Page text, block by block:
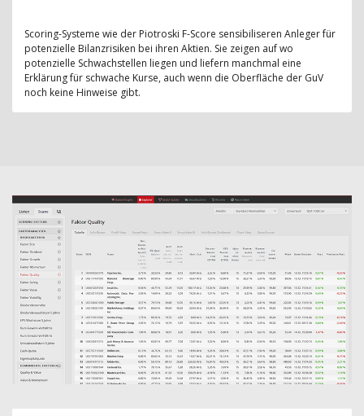
Scoring-Systeme wie der Piotroski F-Score sensibiliseren Anleger für
potenzielle Bilanzrisiken bei ihren Aktien. Sie zeigen auf wo
potenzielle Schwachstellen liegen und liefern manchmal eine
Erklärung für schwache Kurse, auch wenn die Oberfläche der GuV
noch keine Hinweise gibt.